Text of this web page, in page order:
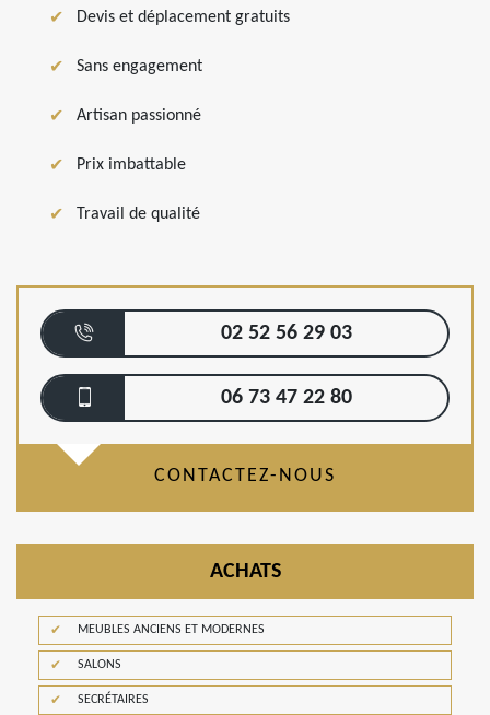
Devis et déplacement gratuits
Sans engagement
Artisan passionné
Prix imbattable
Travail de qualité
02 52 56 29 03
06 73 47 22 80
CONTACTEZ-NOUS
ACHATS
MEUBLES ANCIENS ET MODERNES
SALONS
SECRÉTAIRES